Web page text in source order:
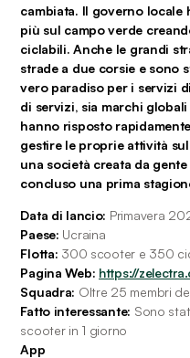
cambiata. Il governo locale
più sul campo verde
ciclabili. Anche le grandi
strade a due corsie e sono
vero paradiso per i servizi
di servizi, sia marchi
hanno risposto
gestire le proprie attività
una società creata da
concluso una prima
Data di lancio: Primavera
Paese: Ucraina
Flotta: 300 scooter e 350
Pagina Web: https://
Squadra: Oltre 25 membri
Fatto interessante: Sono
scooter in 1 giorno
App